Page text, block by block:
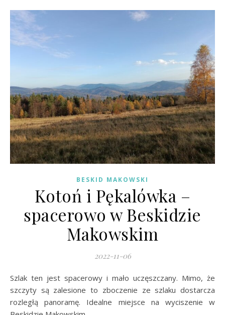
BESKID MAKOWSKI
Kotoń i Pękalówka –
spacerowo w Beskidzie
Makowskim
2022-11-06
Szlak ten jest spacerowy i mało uczęszczany. Mimo, że
szczyty są zalesione to zboczenie ze szlaku dostarcza
rozległą panoramę. Idealne miejsce na wyciszenie w